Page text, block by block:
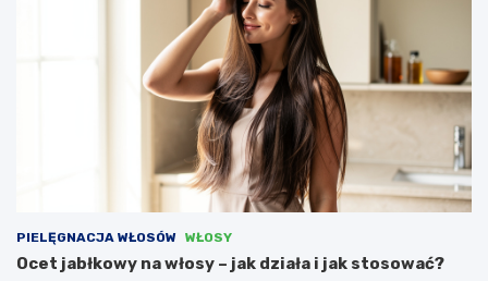
PIELĘGNACJA WŁOSÓW WŁOSY
Ocet jabłkowy na włosy – jak działa i jak stosować?